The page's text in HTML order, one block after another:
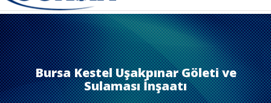
Bursa Kestel Uşakpınar Göleti ve
Sulaması İnşaatı